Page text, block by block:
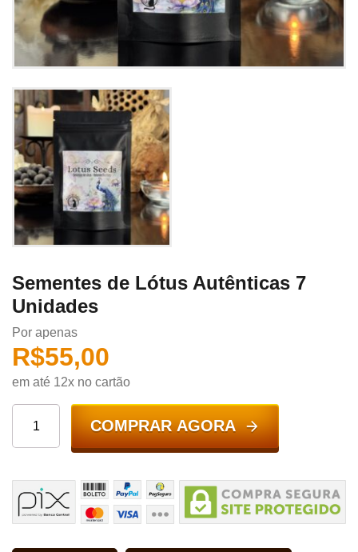
Sementes de Lótus Autênticas 7
Unidades
Por apenas
R$55,00
em até 12x no cartão
COMPRAR AGORA